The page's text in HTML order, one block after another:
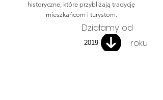
historyczne, które przybliżają tradycję
mieszkańcom i turystom.
Działamy od
2019 roku